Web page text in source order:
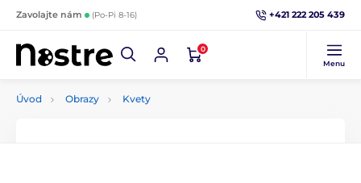
Zavolajte nám (Po-Pi 8-16) +421 222 205 439
0
Menu
Úvod Obrazy Kvety